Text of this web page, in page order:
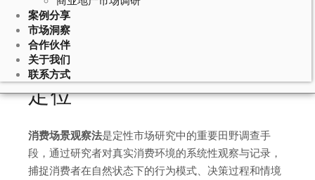
案例分享
市场洞察
合作伙伴
关于我们
联系方式
行为分类编码和场景描述标准化
消费场景观察法的方法论
定位
消费场景观察法是定性市场研究中的重要田野调查手
段，通过研究者对真实消费环境的系统性观察与记录，
捕捉消费者在自然状态下的行为模式、决策过程和情境